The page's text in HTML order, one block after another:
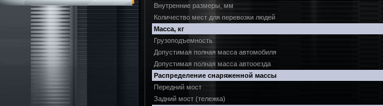
Внутренние размеры, мм
Количество мест для перевозки людей
Масса, кг
Грузоподъемность
Допустимая полная масса автомобиля
Допустимая полная масса автооезда
Распределение снаряженной массы
Передний мост
Задний мост (тележка)